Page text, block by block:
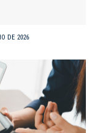
DE 2026